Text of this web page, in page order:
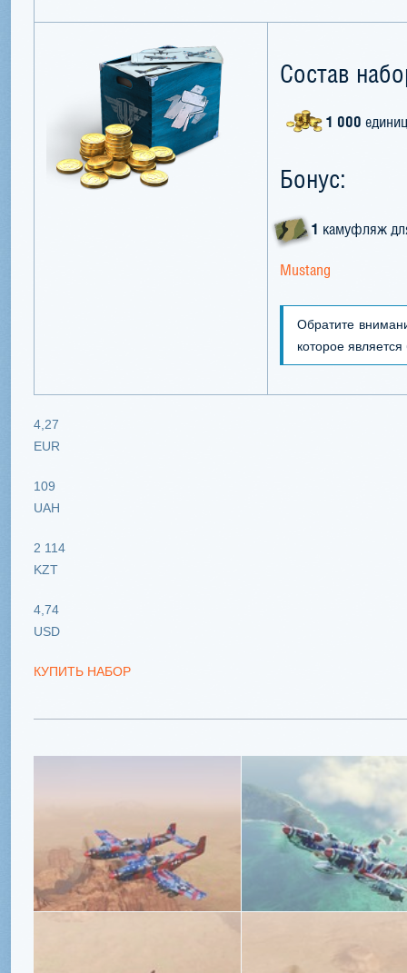
Состав
1 000
Бонус:
1 камуфляж
Mustang
Обратите
которое
4,27
EUR
109
UAH
2 114
KZT
4,74
USD
КУПИТЬ НАБОР